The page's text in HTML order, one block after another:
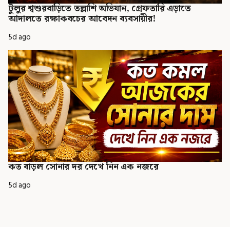
টুলুর শ্বশুরবাড়িতে তল্লাশি অভিযান, গ্রেফতারি এড়াতে
আদালতে রক্ষাকবচের আবেদন ব্যবসায়ীর!
5d ago
কত বাড়ল সোনার দর দেখে নিন এক নজরে
5d ago